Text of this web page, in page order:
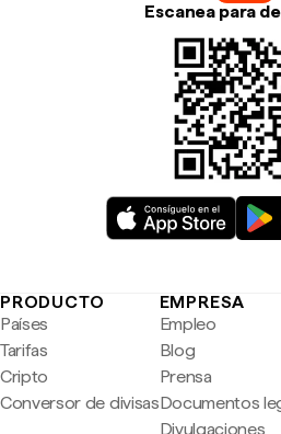
Escanea para
PRODUCTO
Países
Tarifas
Cripto
Conversor de divisas
EMPRESA
Empleo
Blog
Prensa
Documentos
Divulgaciones